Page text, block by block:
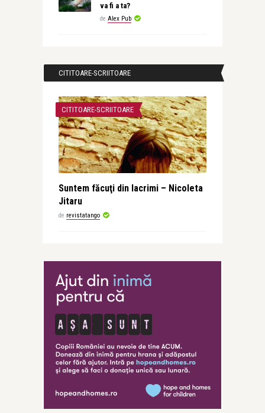
va fi a ta?
de Alex Pub
CITITOARE-SCRIITOARE
CITITOARE-SCRIITOARE
Suntem făcuţi din lacrimi – Nicoleta
Jitaru
de revistatango